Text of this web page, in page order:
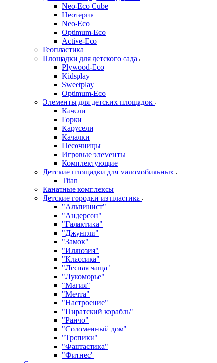
Neo-Eco Cube
Неотерик
Neo-Eco
Оptimum-Еco
Active-Eco
Геопластика
Площадки для детского сада
Plywood-Eco
Kidsplay
Sweetplay
Оptimum-Еco
Элементы для детских площадок
Качели
Горки
Карусели
Качалки
Песочницы
Игровые элементы
Комплектующие
Детские площадки для маломобильных
Titan
Канатные комплексы
Детские городки из пластика
"Альпинист"
"Андерсон"
"Галактика"
"Джунгли"
"Замок"
"Иллюзия"
"Классика"
"Лесная чаща"
"Лукоморье"
"Магия"
"Мечта"
"Настроение"
"Пиратский корабль"
"Ранчо"
"Соломенный дом"
"Тропики"
"Фантастика"
"Фитнес"